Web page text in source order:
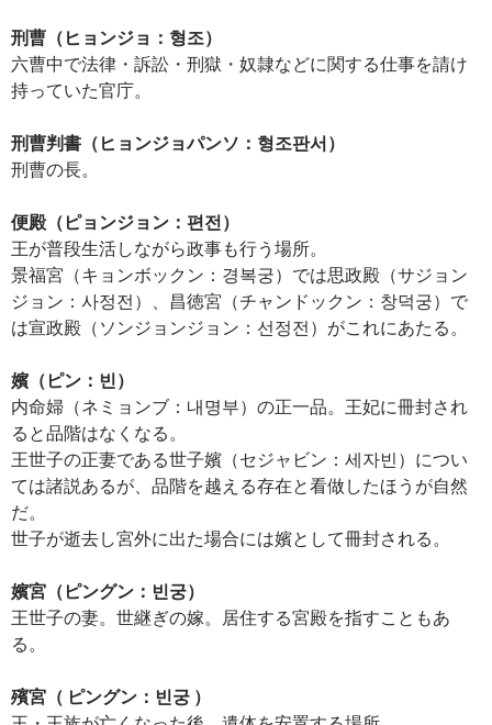
刑曹（ヒョンジョ：형조）
六曹中で法律・訴訟・刑獄・奴隷などに関する仕事を請け
持っていた官庁。
刑曹判書（ヒョンジョパンソ：형조판서）
刑曹の長。
便殿（ピョンジョン：편전）
王が普段生活しながら政事も行う場所。
景福宮（キョンボックン：경복궁）では思政殿（サジョン
ジョン：사정전）、昌徳宮（チャンドックン：창덕궁）で
は宣政殿（ソンジョンジョン：선정전）がこれにあたる。
嬪（ピン：빈）
内命婦（ネミョンブ：내명부）の正一品。王妃に冊封され
ると品階はなくなる。
王世子の正妻である世子嬪（セジャビン：세자빈）につい
ては諸説あるが、品階を越える存在と看做したほうが自然
だ。
世子が逝去し宮外に出た場合には嬪として冊封される。
嬪宮（ピングン：빈궁）
王世子の妻。世継ぎの嫁。居住する宮殿を指すこともあ
る。
殯宮（ ピングン：빈궁 ）